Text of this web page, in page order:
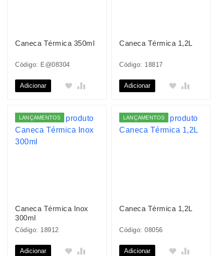
Caneca Térmica 350ml
Código: E@08304
Adicionar
Caneca Térmica 1,2L
Código: 18817
Adicionar
LANÇAMENTOS
Caneca Térmica Inox
300ml
Código: 18912
Adicionar
LANÇAMENTOS
Caneca Térmica 1,2L
Código: 08056
Adicionar